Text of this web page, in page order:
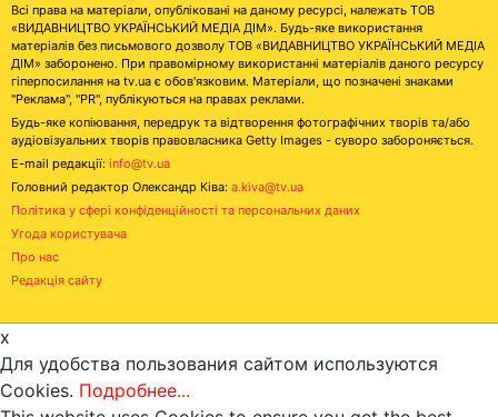
Всі права на матеріали, опубліковані на даному ресурсі, належать ТОВ
«ВИДАВНИЦТВО УКРАЇНСЬКИЙ МЕДІА ДІМ». Будь-яке використання
матеріалів без письмового дозволу ТОВ «ВИДАВНИЦТВО УКРАЇНСЬКИЙ МЕДІА
ДІМ» заборонено. При правомірному використанні матеріалів даного ресурсу
гіперпосилання на tv.ua є обов'язковим. Матеріали, що позначені знаками
"Реклама", "PR", публікуються на правах реклами.
Будь-яке копіювання, передрук та відтворення фотографічних творів та/або
аудіовізуальних творів правовласника Getty Images - суворо забороняється.
E-mail редакції: info@tv.ua
Головний редактор Олександр Ківа: a.kiva@tv.ua
Політика у сфері конфіденційності та персональних даних
Угода користувача
Про нас
Редакція сайту
x
Для удобства пользования сайтом используются
Cookies. Подробнее...